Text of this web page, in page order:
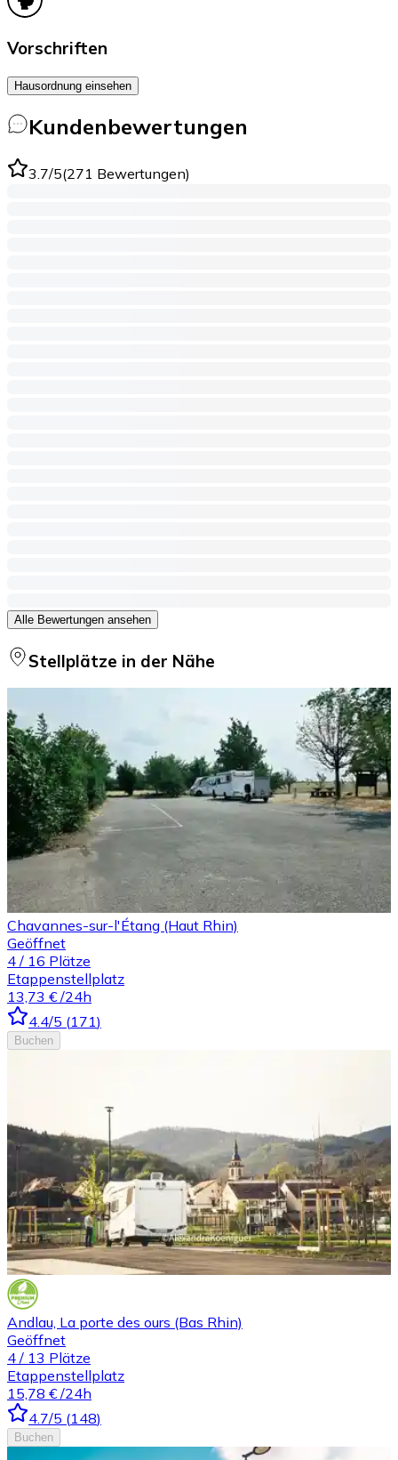
Vorschriften
Hausordnung einsehen
Kundenbewertungen
3.7/5(271 Bewertungen)
Alle Bewertungen ansehen
Stellplätze in der Nähe
Chavannes-sur-l'Étang (Haut Rhin)
Geöffnet
4 / 16 Plätze
Etappenstellplatz
13,73 € /24h
4.4/5 (171)
Buchen
Andlau, La porte des ours (Bas Rhin)
Geöffnet
4 / 13 Plätze
Etappenstellplatz
15,78 € /24h
4.7/5 (148)
Buchen